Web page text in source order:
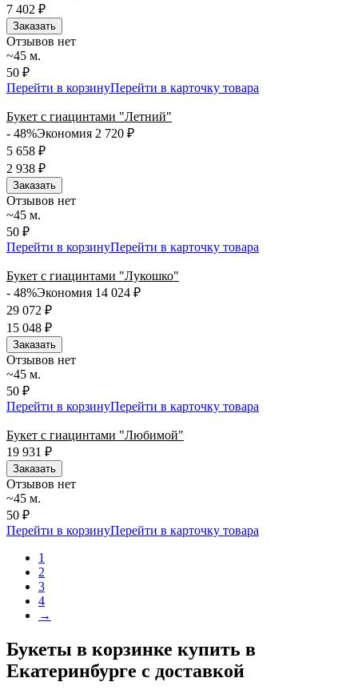
7 402 ₽
Заказать
Отзывов нет
~45 м.
50 ₽
Перейти в корзинуПерейти в карточку товара
Букет с гиацинтами "Летний"
- 48%Экономия 2 720 ₽
5 658 ₽
2 938 ₽
Заказать
Отзывов нет
~45 м.
50 ₽
Перейти в корзинуПерейти в карточку товара
Букет с гиацинтами "Лукошко"
- 48%Экономия 14 024 ₽
29 072 ₽
15 048 ₽
Заказать
Отзывов нет
~45 м.
50 ₽
Перейти в корзинуПерейти в карточку товара
Букет с гиацинтами "Любимой"
19 931
₽
Заказать
Отзывов нет
~45 м.
50 ₽
Перейти в корзинуПерейти в карточку товара
1
2
3
4
→
Букеты в корзинке купить в
Екатеринбурге с доставкой